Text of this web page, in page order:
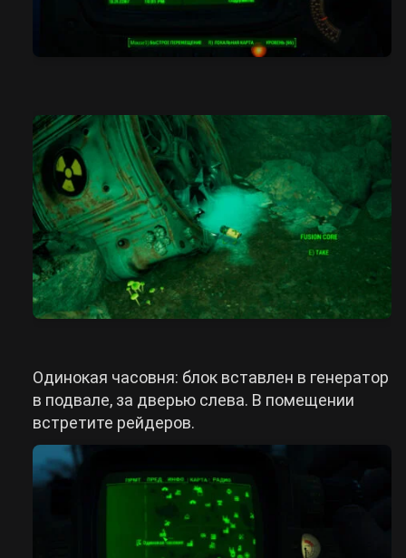
Одинокая часовня: блок вставлен в генератор
в подвале, за дверью слева. В помещении
встретите рейдеров.